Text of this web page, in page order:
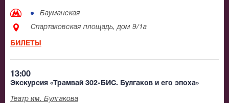
Бауманская
Спартаковская площадь, дом 9/1а
БИЛЕТЫ
13:00
Экскурсия «Трамвай 302-БИС. Булгаков и его эпоха»
Театр им. Булгакова